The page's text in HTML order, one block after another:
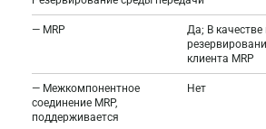
— MRP
Да; В
клиента MRP
— Межкомпонентное
соединение MRP,
поддерживается
Нет